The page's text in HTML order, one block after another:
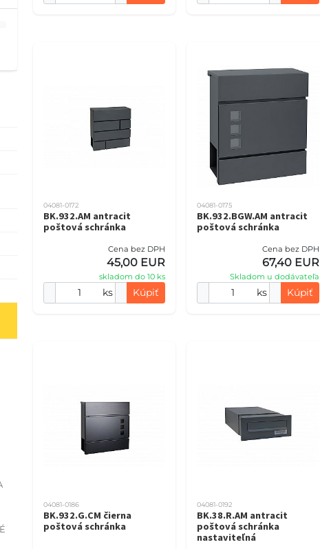
04081-0172
BK.932.AM antracit
poštová schránka
Cena bez DPH
45,00 EUR
skladom do 10 ks
ks Kúpiť
04081-0175
BK.932.BGW.AM antracit
poštová schránka
Cena bez DPH
67,40 EUR
Skladom u dodávateľa
ks Kúpiť
04081-0186
BK.932.G.CM čierna
poštová schránka
04081-0192
BK.38.R.AM antracit
poštová schránka
nastaviteľná